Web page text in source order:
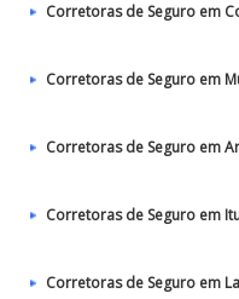
Corretoras de Seguro em
Corretoras de Seguro em
Corretoras de Seguro em
Corretoras de Seguro em
Corretoras de Seguro em